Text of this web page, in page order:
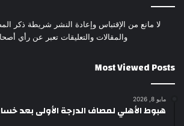
لا مانع من الإقتباس وإعادة النشر شريطة ذكر
والمقالات والتعليقات تعبر عن رأي
Most Viewed Posts
مايو 8, 2026
هبوط الأهلي لمصاف الدرجة الأولى بعد